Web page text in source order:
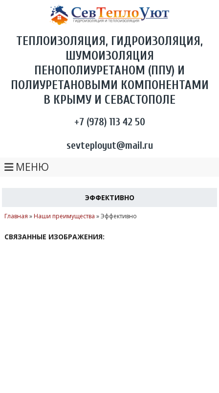
ТЕПЛОИЗОЛЯЦИЯ, ГИДРОИЗОЛЯЦИЯ,
ШУМОИЗОЛЯЦИЯ
ПЕНОПОЛИУРЕТАНОМ (ППУ) И
ПОЛИУРЕТАНОВЫМИ КОМПОНЕНТАМИ
В КРЫМУ И СЕВАСТОПОЛЕ
+7 (978) 113 42 50
sevteployut@mail.ru
МЕНЮ
ЭФФЕКТИВНО
Главная » Наши преимущества »Эффективно
СВЯЗАННЫЕ ИЗОБРАЖЕНИЯ: